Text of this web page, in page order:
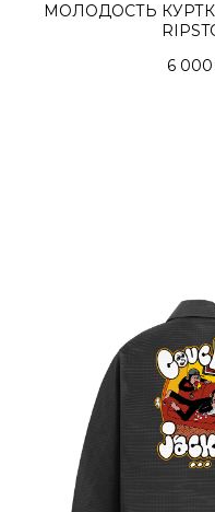
МОЛОДОСТЬ КУРТКА
6 000